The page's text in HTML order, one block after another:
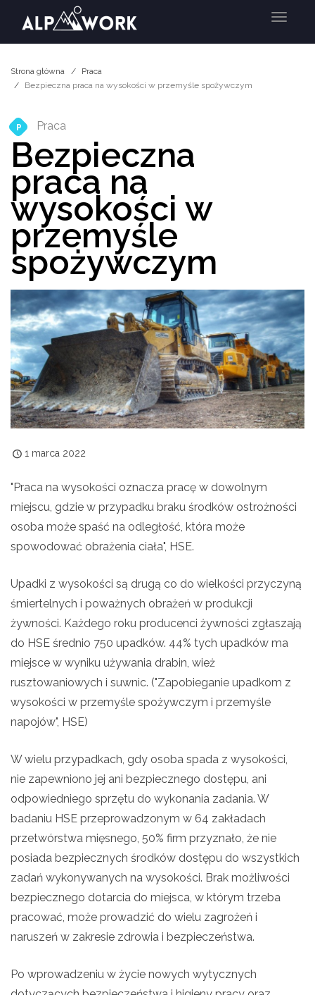
Menu
Strona główna
Praca
Bezpieczna praca na wysokości w przemyśle spożywczym
P Praca
Bezpieczna
praca na
wysokości w
przemyśle
spożywczym
1 marca 2022
"Praca na wysokości oznacza pracę w dowolnym
miejscu, gdzie w przypadku braku środków ostrożności
osoba może spaść na odległość, która może
spowodować obrażenia ciała", HSE.
Upadki z wysokości są drugą co do wielkości przyczyną
śmiertelnych i poważnych obrażeń w produkcji
żywności. Każdego roku producenci żywności zgłaszają
do HSE średnio 750 upadków. 44% tych upadków ma
miejsce w wyniku używania drabin, wież
rusztowaniowych i suwnic. ("Zapobieganie upadkom z
wysokości w przemyśle spożywczym i przemyśle
napojów", HSE)
W wielu przypadkach, gdy osoba spada z wysokości,
nie zapewniono jej ani bezpiecznego dostępu, ani
odpowiedniego sprzętu do wykonania zadania. W
badaniu HSE przeprowadzonym w 64 zakładach
przetwórstwa mięsnego, 50% firm przyznało, że nie
posiada bezpiecznych środków dostępu do wszystkich
zadań wykonywanych na wysokości. Brak możliwości
bezpiecznego dotarcia do miejsca, w którym trzeba
pracować, może prowadzić do wielu zagrożeń i
naruszeń w zakresie zdrowia i bezpieczeństwa.
Po wprowadzeniu w życie nowych wytycznych